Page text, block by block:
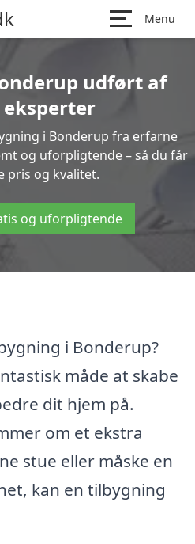
Menu
udført af
i Bonderup fra erfarne
og uforpligtende – så du får
pris og kvalitet.
og uforpligtende
i Bonderup?
måde at skabe
dit hjem på.
om et ekstra
stue eller måske en
kan en tilbygning